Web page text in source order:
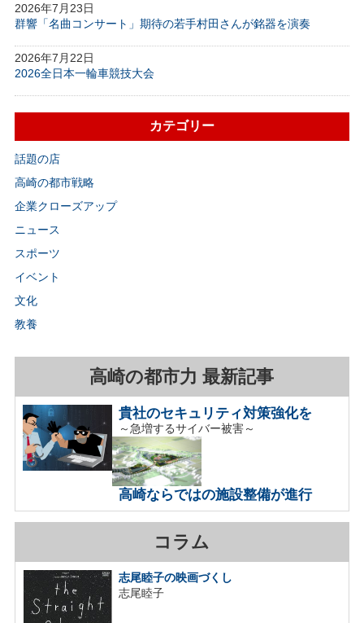
2026年7月23日
群響「名曲コンサート」期待の若手村田さんが銘器を演奏
2026年7月22日
2026全日本一輪車競技大会
カテゴリー
話題の店
高崎の都市戦略
企業クローズアップ
ニュース
スポーツ
イベント
文化
教養
高崎の都市力 最新記事
貴社のセキュリティ対策強化を
～急増するサイバー被害～
高崎ならではの施設整備が進行
コラム
志尾睦子の映画づくし
志尾睦子